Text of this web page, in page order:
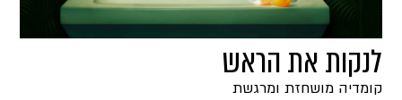
לנקות את הראש
קומדיה מושחזת ומרגשת